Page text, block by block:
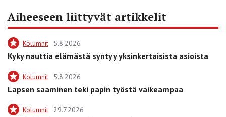
Aiheeseen liittyvät artikkelit
Kolumnit 5.8.2026
Kyky nauttia elämästä syntyy yksinkertaisista asioista
Kolumnit 5.8.2026
Lapsen saaminen teki papin työstä vaikeampaa
Kolumnit 29.7.2026